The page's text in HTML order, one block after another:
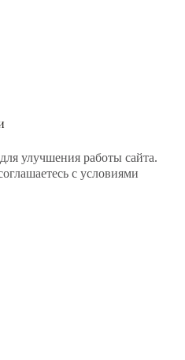
улучшения работы сайта.
с условиями